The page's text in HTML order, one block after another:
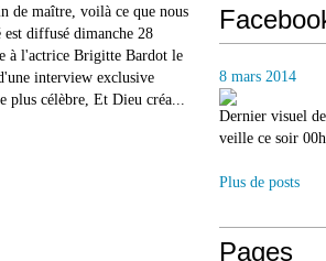
de maître, voilà ce que nous
diffusé dimanche 28
à l'actrice Brigitte Bardot le
interview exclusive
célèbre, Et Dieu créa...
8 mars 2014
Dernier visuel
veille ce soir
Plus de posts
Pages